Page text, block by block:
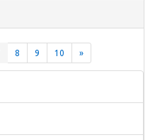
8 9 10 »